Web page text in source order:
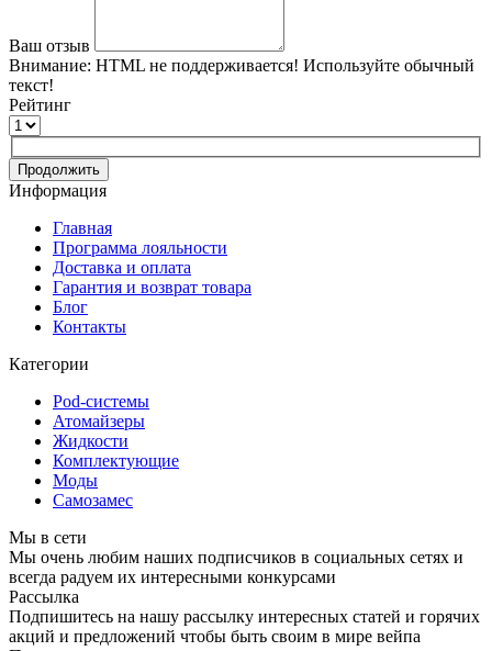
Ваш отзыв
Внимание: HTML не поддерживается! Используйте обычный
текст!
Рейтинг
Продолжить
Информация
Главная
Программа лояльности
Доставка и оплата
Гарантия и возврат товара
Блог
Контакты
Категории
Pod-системы
Атомайзеры
Жидкости
Комплектующие
Моды
Самозамес
Мы в сети
Мы очень любим наших подписчиков в социальных сетях и
всегда радуем их интересными конкурсами
Рассылка
Подпишитесь на нашу рассылку интересных статей и горячих
акций и предложений чтобы быть своим в мире вейпа